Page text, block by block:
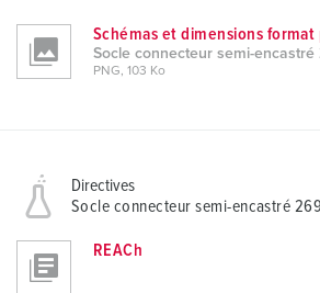
Schémas et dimensions format
Socle connecteur semi-encastré
PNG, 103 Ko
Directives
Socle connecteur semi-encastré
REACh